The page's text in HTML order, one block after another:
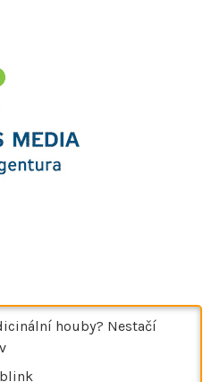
houby? Nestačí